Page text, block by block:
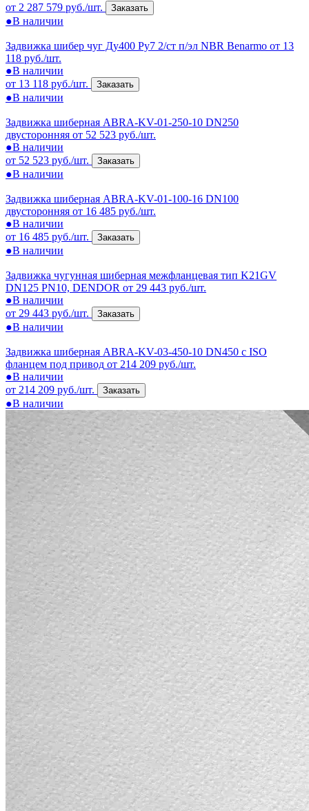
от 2 287 579 руб./шт.
Заказать
●В наличии
Задвижка шибер чуг Ду400 Ру7 2/ст п/эл NBR Benarmo от 13
118 руб./шт.
●В наличии
от 13 118 руб./шт.
Заказать
●В наличии
Задвижка шиберная ABRA-KV-01-250-10 DN250
двусторонняя от 52 523 руб./шт.
●В наличии
от 52 523 руб./шт.
Заказать
●В наличии
Задвижка шиберная ABRA-KV-01-100-16 DN100
двусторонняя от 16 485 руб./шт.
●В наличии
от 16 485 руб./шт.
Заказать
●В наличии
Задвижка чугунная шиберная межфланцевая тип K21GV
DN125 PN10, DENDOR от 29 443 руб./шт.
●В наличии
от 29 443 руб./шт.
Заказать
●В наличии
Задвижка шиберная ABRA-KV-03-450-10 DN450 c ISO
фланцем под привод от 214 209 руб./шт.
●В наличии
от 214 209 руб./шт.
Заказать
●В наличии